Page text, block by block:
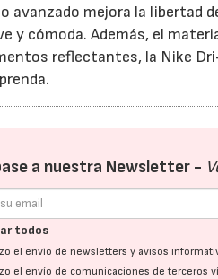
avanzado mejora la libertad
y cómoda. Además, el
reflectantes, la Nike
a nuestra Newsletter -
todos
el envío de newsletters y avisos
el envío de comunicaciones de terceros